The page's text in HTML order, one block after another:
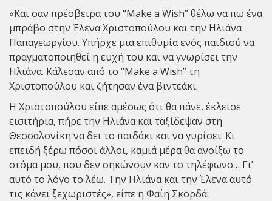
«Και σαν πρέσβειρα του “Make a Wish” θέλω να πω ένα
μπράβο στην Έλενα Χριστοπούλου και την Ηλιάνα
Παπαγεωργίου. Υπήρχε μια επιθυμία ενός παιδιού να
πραγματοποιηθεί η ευχή του και να γνωρίσει την
Ηλιάνα. Κάλεσαν από το “Make a Wish” τη
Χριστοπούλου και ζήτησαν ένα βιντεάκι.
Η Χριστοπούλου είπε αμέσως ότι θα πάνε, έκλεισε
εισιτήρια, πήρε την Ηλιάνα και ταξίδεψαν στη
Θεσσαλονίκη να δει το παιδάκι και να γυρίσει. Κι
επειδή ξέρω πόσοι άλλοι, καμιά μέρα θα ανοίξω το
στόμα μου, που δεν σηκώνουν καν το τηλέφωνο… Γι’
αυτό το λόγο το λέω. Την Ηλιάνα και την Έλενα αυτό
τις κάνει ξεχωριστές», είπε η Φαίη Σκορδά.